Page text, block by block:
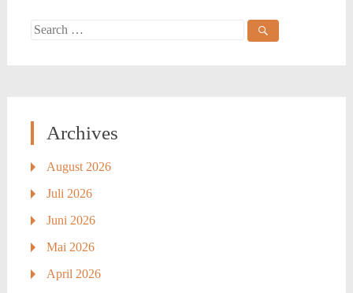
Search
Archives
August 2026
Juli 2026
Juni 2026
Mai 2026
April 2026